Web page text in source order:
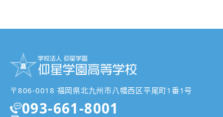
〒806-0018 福岡県北九州市八幡西区平尾町1番1号
093-661-8001